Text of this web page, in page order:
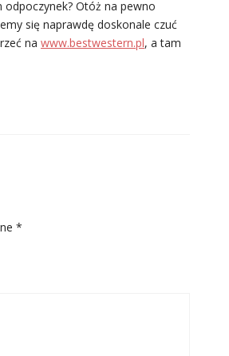
odpoczynek? Otóż na pewno
się naprawdę doskonale czuć
na www.bestwestern.pl, a tam
*